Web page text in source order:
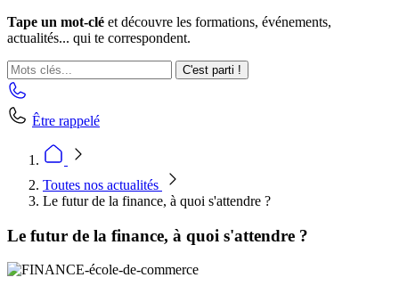
Tape un mot-clé et découvre les formations, événements,
actualités... qui te correspondent.
C'est parti !
Être rappelé
Toutes nos actualités
Le futur de la finance, à quoi s'attendre ?
Le futur de la finance, à quoi s'attendre ?